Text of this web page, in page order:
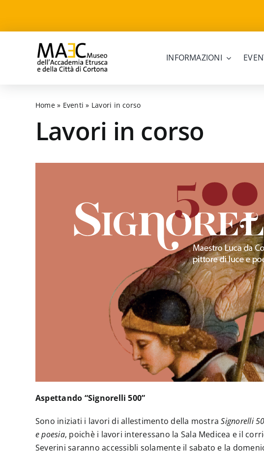
content
INFORMAZIONI
Home» Eventi » Lavori in corso
Lavori in corso
Aspettando “Signorelli 500”
Sono iniziati i lavori di allestimento della mostraSignorelli
e poesia, poichè i lavori interessano la Sala Medicea e il
Severini saranno accessibli solamente il sabato e la